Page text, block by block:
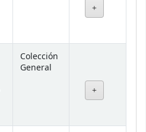
Colección
General